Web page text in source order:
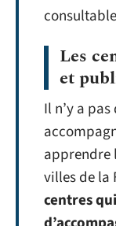
Les
et
Il n’y a
apprendre
villes de la
centres